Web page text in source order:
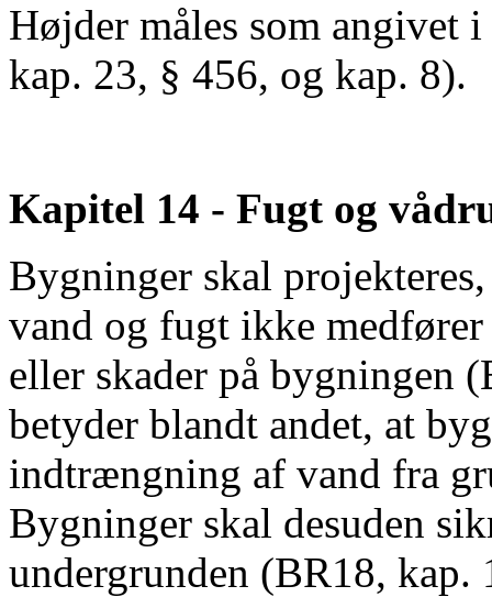
Højder måles som angivet
kap. 23, § 456, og kap. 8).
Kapitel 14 - Fugt og
Bygninger skal
vand og fugt ikke
eller skader på bygningen
betyder blandt andet, at
indtrængning af vand fra
Bygninger skal desuden
undergrunden (BR18,